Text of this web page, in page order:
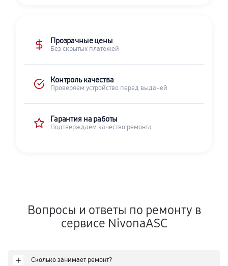
Прозрачные цены
Без скрытых платежей
Контроль качества
Проверяем устройство перед выдачей
Гарантия на работы
Подтверждаем качество ремонта
Вопросы и ответы по ремонту в
сервисе NivonaASC
+ Сколько занимает ремонт?